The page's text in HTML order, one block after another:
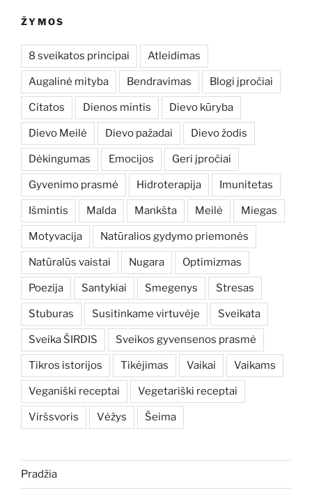
ŽYMOS
8 sveikatos principai Atleidimas
Augalinė mityba Bendravimas Blogi įpročiai
Citatos Dienos mintis Dievo kūryba
Dievo Meilė Dievo pažadai Dievo žodis
Dėkingumas Emocijos Geri įpročiai
Gyvenimo prasmė Hidroterapija Imunitetas
Išmintis Malda Mankšta Meilė Miegas
Motyvacija Natūralios gydymo priemonės
Natūralūs vaistai Nugara Optimizmas
Poezija Santykiai Smegenys Stresas
Stuburas Susitinkame virtuvėje Sveikata
Sveika ŠIRDIS Sveikos gyvensenos prasmė
Tikros istorijos Tikėjimas Vaikai Vaikams
Veganiški receptai Vegetariški receptai
Viršsvoris Vėžys Šeima
Pradžia